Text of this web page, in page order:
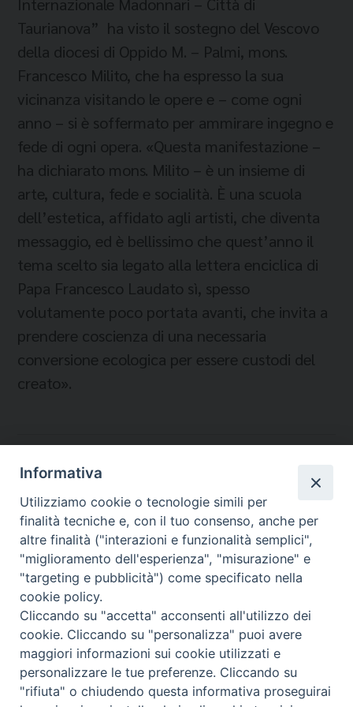
Taurianova” ha visto il sostegno del Vescovo
della diocesi di Oppido M. – Palmi, mons.
Francesco Milito, che ha espresso la sua
vicinanza visitando le opere e – come ogni
anno – si è soffermato per ammirare ingegno e
fede di ogni opera. «Questa manifestazione –
ha dichiarato mons. Milito – è un insieme di
arte, cultura, fede e socialità. È una scuola
dell’estetica, affidato agli artisti, che diventa
messaggio, ed è bellissimo che quest’anno il
tema scelto sia legato alla lettera enciclica di
Papa Francesco Laudato sì, spesso
volutamente poco portata avanti, che invita a
prendere coscienza di una necessaria
conversione ecologica per essere custodi del
creato».
Temi:
SPETTACOLO VIAGGIANTE
TAURIANOVA - CONCORSO INTERNAZIONALE
MADONNARI
Migrantes Online
Fondazione Migrantes © 2026 WebSeed
Informativa
Utilizziamo cookie o tecnologie simili per
finalità tecniche e, con il tuo consenso, anche per
altre finalità ("interazioni e funzionalità semplici",
"miglioramento dell'esperienza", "misurazione" e
"targeting e pubblicità") come specificato nella
cookie policy.
Cliccando su "accetta" acconsenti all'utilizzo dei
cookie. Cliccando su "personalizza" puoi avere
maggiori informazioni sui cookie utilizzati e
personalizzare le tue preferenze. Cliccando su
"rifiuta" o chiudendo questa informativa proseguirai